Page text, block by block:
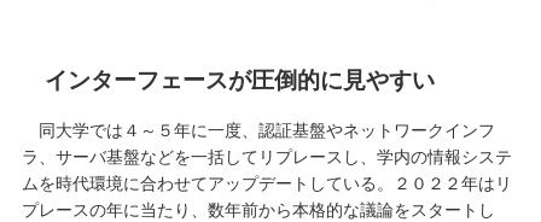
インターフェースが圧倒的に見やすい
同大学では４～５年に一度、認証基盤やネットワークインフ
ラ、サーバ基盤などを一括してリプレースし、学内の情報システ
ムを時代環境に合わせてアップデートしている。２０２２年はリ
プレースの年に当たり、数年前から本格的な議論をスタートし